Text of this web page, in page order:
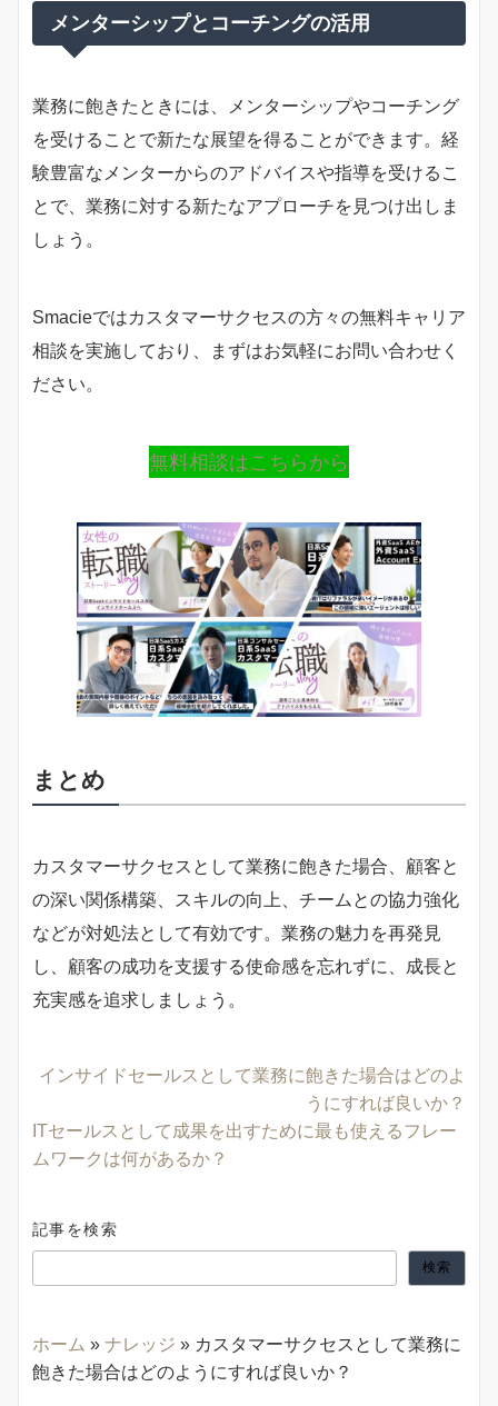
メンターシップとコーチングの活用
業務に飽きたときには、メンターシップやコーチング
を受けることで新たな展望を得ることができます。経
験豊富なメンターからのアドバイスや指導を受けるこ
とで、業務に対する新たなアプローチを見つけ出しま
しょう。
Smacieではカスタマーサクセスの方々の無料キャリア
相談を実施しており、まずはお気軽にお問い合わせく
ださい。
無料相談はこちらから
まとめ
カスタマーサクセスとして業務に飽きた場合、顧客と
の深い関係構築、スキルの向上、チームとの協力強化
などが対処法として有効です。業務の魅力を再発見
し、顧客の成功を支援する使命感を忘れずに、成長と
充実感を追求しましょう。
インサイドセールスとして業務に飽きた場合はどのよ
うにすれば良いか？
ITセールスとして成果を出すために最も使えるフレー
ムワークは何があるか？
記事を検索
検索
ホーム » ナレッジ » カスタマーサクセスとして業務に
飽きた場合はどのようにすれば良いか？